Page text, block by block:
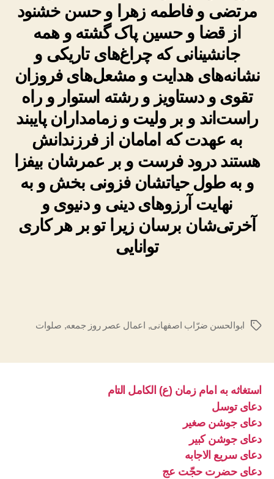
مرتضی و فاطمه زهرا و حسن خشنود
از قضا و حسین پاک گشته و همه
جانشینانی که چراغ‌های تاریکی و
نشانه‌های هدایت و مشعل‌های فروزان
تقوی و دستاویز و رشته استوار و راه
راست‌اند و بر ولیت و زمامداران پایبند
به عهدت که امامان از فرزندانش
هستند درود فرست و بر عمرشان بیفزا
و به طول حیاتشان فزونی بخش و به
نهایت آرزوهای دینی و دنیوی و
آخرتی‌شان برسان زیرا تو بر هر کاری
توانایی
برچسب‌هاابوالحسن ضرّاب اصفهانی, اعمال عصر روز جمعه, صلوات
استغاثه به امام زمان (ع) الکامل التام
دعای توسل
دعای جوشن صغیر
دعای جوشن کبیر
دعای سریع الاجابه
دعای حضرت حجّت عج